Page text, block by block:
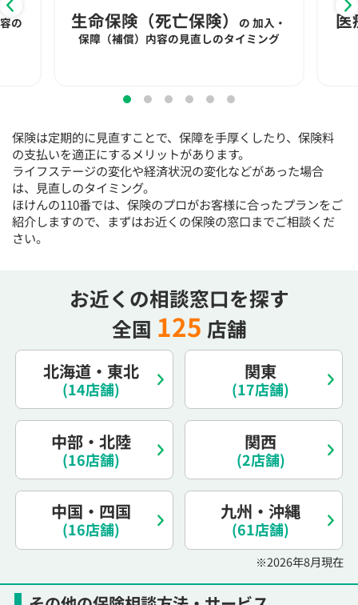
×
18:00
16:30
◯
◯
18:00
16:30
◯
◯
◯
18:00
16:30
◯
◯
◯
18:00
16:30
◯
◯
◯
18:00
◯
◯
18:00
◯
18:00
○：予約可 ×：予約不可
：お電話にてお問い合わせください
0120-987-110
平日 / 土日祝日 10:00〜17:00（通話無料）
※受付時間外にご予約をいただいた場合は、
翌営業日のご連絡となります
生命保険（死亡保険） の 加入・
保障（補償）内容の見直しのタイミング
医
の
保険は定期的に見直すことで、保障を手厚くしたり、保険料
の支払いを適正にするメリットがあります。
ライフステージの変化や経済状況の変化などがあった場合
は、見直しのタイミング。
ほけんの110番では、保険のプロがお客様に合ったプランをご
紹介しますので、まずはお近くの保険の窓口までご相談くだ
さい。
お近くの相談窓口を探す
全国 125 店舗
北海道・東北
(14店舗)
関東
(17店舗)
中部・北陸
(16店舗)
関西
(2店舗)
中国・四国
(16店舗)
九州・沖縄
(61店舗)
※2026年8月現在